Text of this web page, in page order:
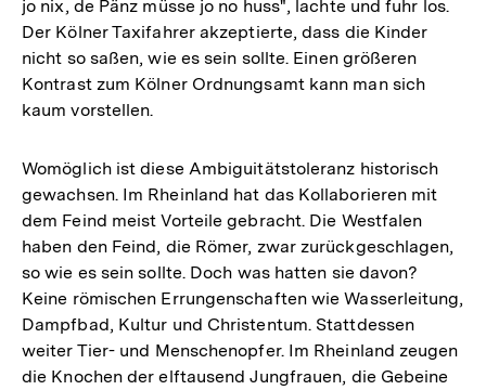
jo nix, de Pänz müsse jo no huss", lachte und fuhr los.
Der Kölner Taxifahrer akzeptierte, dass die Kinder
nicht so saßen, wie es sein sollte. Einen größeren
Kontrast zum Kölner Ordnungsamt kann man sich
kaum vorstellen.
Womöglich ist diese Ambiguitätstoleranz historisch
gewachsen. Im Rheinland hat das Kollaborieren mit
dem Feind meist Vorteile gebracht. Die Westfalen
haben den Feind, die Römer, zwar zurückgeschlagen,
so wie es sein sollte. Doch was hatten sie davon?
Keine römischen Errungenschaften wie Wasserleitung,
Dampfbad, Kultur und Christentum. Stattdessen
weiter Tier- und Menschenopfer. Im Rheinland zeugen
die Knochen der elftausend Jungfrauen, die Gebeine